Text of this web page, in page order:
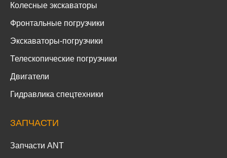
Колесные экскаваторы
Фронтальные погрузчики
Экскаваторы-погрузчики
Телескопические погрузчики
Двигатели
Гидравлика спецтехники
ЗАПЧАСТИ
Запчасти ANT